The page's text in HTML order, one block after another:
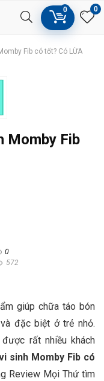
0 0
Fib có tốt? Có LỪA
Momby Fib
0
572
giúp chữa táo bón
đặc biệt ở trẻ nhỏ.
rất nhiều khách
sinh Momby Fib có
Review Mọi Thứ tìm